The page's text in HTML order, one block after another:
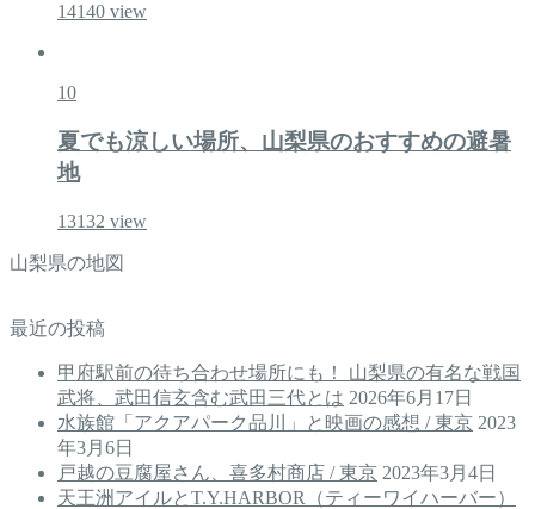
14140 view
10
夏でも涼しい場所、山梨県のおすすめの避暑
地
13132 view
山梨県の地図
最近の投稿
甲府駅前の待ち合わせ場所にも！ 山梨県の有名な戦国
武将、武田信玄含む武田三代とは 2026年6月17日
水族館「アクアパーク品川」と映画の感想 / 東京 2023
年3月6日
戸越の豆腐屋さん、喜多村商店 / 東京 2023年3月4日
天王洲アイルとT.Y.HARBOR（ティーワイハーバー）